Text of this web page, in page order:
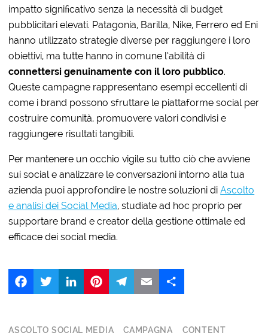
impatto significativo senza la necessità di budget
pubblicitari elevati. Patagonia, Barilla, Nike, Ferrero ed Eni
hanno utilizzato strategie diverse per raggiungere i loro
obiettivi, ma tutte hanno in comune l’abilità di
connettersi genuinamente con il loro pubblico.
Queste campagne rappresentano esempi eccellenti di
come i brand possono sfruttare le piattaforme social per
costruire comunità, promuovere valori condivisi e
raggiungere risultati tangibili.
Per mantenere un occhio vigile su tutto ciò che avviene
sui social e analizzare le conversazioni intorno alla tua
azienda puoi approfondire le nostre soluzioni diAscolto
e analisi dei Social Media, studiate ad hoc proprio per
supportare brand e creator della gestione ottimale ed
efficace dei social media.
LinkedIn
ASCOLTO SOCIAL MEDIA CAMPAGNA
CONTENT